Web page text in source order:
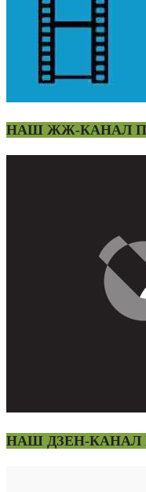
НАШ ЖЖ-КАНАЛ
НАШ ДЗЕН-КАНАЛ